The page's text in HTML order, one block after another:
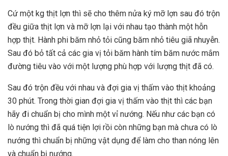
Cứ một kg thịt lợn thì sẽ cho thêm nửa ký mỡ lợn sau đó trộn
đều giữa thịt lợn và mỡ lợn lại với nhau tạo thành một hỗn
hợp thịt. Hành phi băm nhỏ tỏi cũng băm nhỏ tiêu giã nhuyễn.
Sau đó bỏ tất cả các gia vị tỏi băm hành tím băm nước mắm
đường tiêu vào với một lượng phù hợp với lượng thịt đã có.
Sau đó trộn đều với nhau và đợi gia vị thấm vào thịt khoảng
30 phút. Trong thời gian đợi gia vị thấm vào thịt thì các bạn
hãy đi chuẩn bị cho mình một vỉ nướng. Nếu như các bạn có
lò nướng thì đã quá tiện lợi rồi còn những bạn mà chưa có lò
nướng thì chuẩn bị những vật dụng để làm cho than nóng lên
và chuẩn bị nướng.